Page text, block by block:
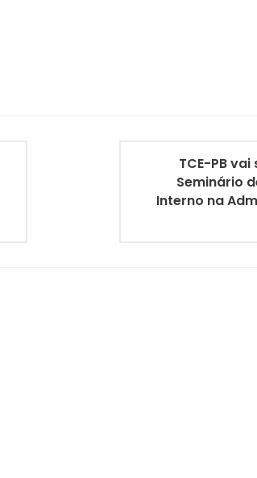
TCE-PB vai
Seminário
Interno na